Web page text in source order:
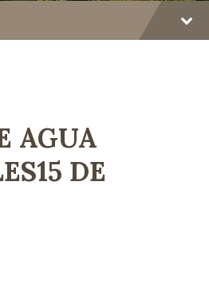
AGUA
DE